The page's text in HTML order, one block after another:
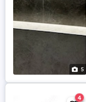
5
4